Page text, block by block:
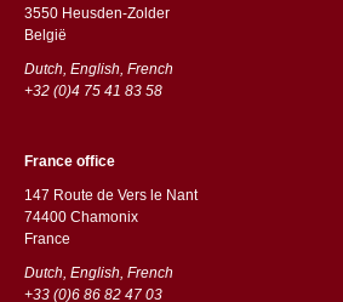
3550 Heusden-Zolder
België
Dutch, English, French
+32 (0)4 75 41 83 58
France office
147 Route de Vers le Nant
74400 Chamonix
France
Dutch, English, French
+33 (0)6 86 82 47 03